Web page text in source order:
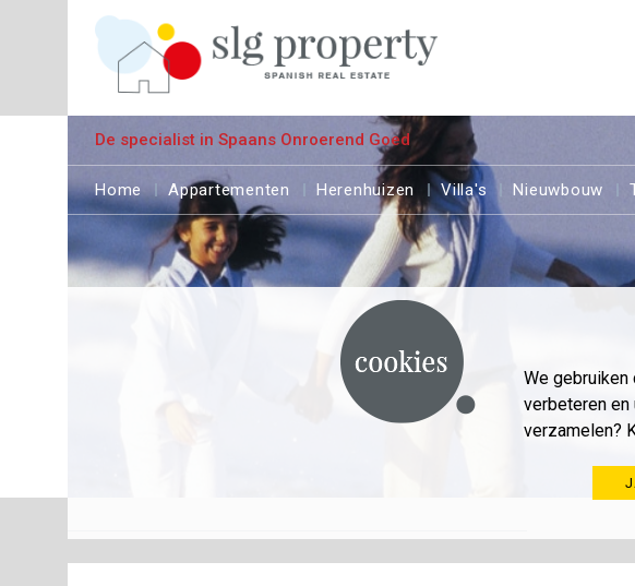
We
verbeteren
verzamelen?
De specialist in Spaans Onroerend Goed
Home Appartementen Herenhuizen Villa's Nieuwbouw